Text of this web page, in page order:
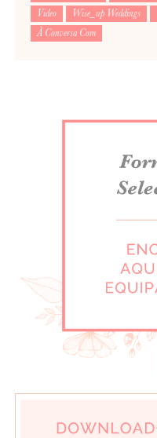
Video Wise_up Weddings
À Conversa Com